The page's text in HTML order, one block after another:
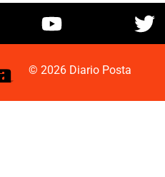
© 2026 Diario Posta